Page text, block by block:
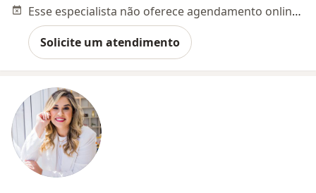
Esse especialista não oferece agendamento online para esse endereço.
Solicite um atendimento